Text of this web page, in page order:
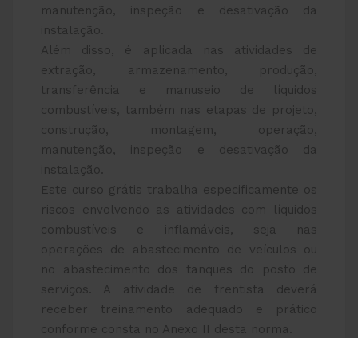
manutenção, inspeção e desativação da
instalação.
Além disso, é aplicada nas atividades de
extração, armazenamento, produção,
transferência e manuseio de líquidos
combustíveis, também nas etapas de projeto,
construção, montagem, operação,
manutenção, inspeção e desativação da
instalação.
Este curso grátis trabalha especificamente os
riscos envolvendo as atividades com líquidos
combustíveis e inflamáveis, seja nas
operações de abastecimento de veículos ou
no abastecimento dos tanques do posto de
serviços. A atividade de frentista deverá
receber treinamento adequado e prático
conforme consta no Anexo II desta norma.